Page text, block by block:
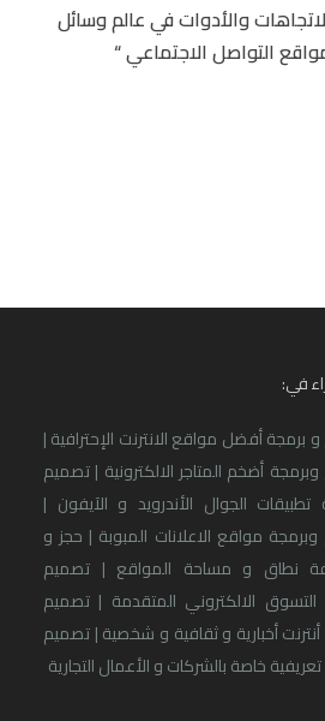
والأدوات في عالم وسائل
التواصل الاجتماعي “
في:
برمجة أفضل مواقع الانترنت الإحترافية |
أضخم المتاجر الالكترونية | تصميم
تطبيقات الجوال الأندرويد و الآيفون |
مواقع الاعلانات المبوبة | حجز و
نطاق و مساحة المواقع | تصميم
الالكتروني المتقدمة | تصميم
أخبارية و ثقافية و شخصية | تصميم
خاصة بالشركات و الأعمال التجارية